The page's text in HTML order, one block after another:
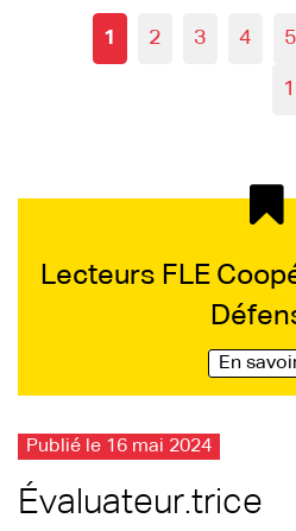
1 2 3 4 5
Lecteurs FLE
En
Publié le 16 mai 2024
Évaluateur.trice